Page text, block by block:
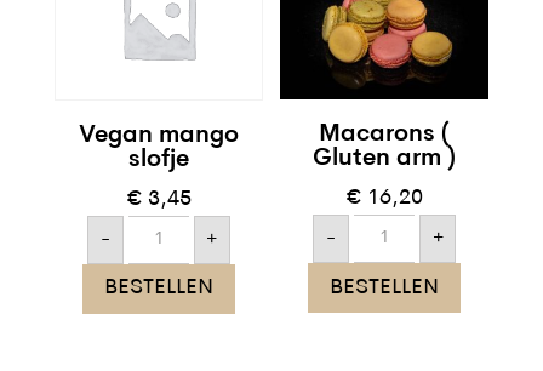
Vegan mango
slofje
€ 3,45
-
mango
slofje
aantal
+
BESTELLEN
Macarons (
Gluten arm )
€ 16,20
-
Gluten
arm
+
BESTELLEN